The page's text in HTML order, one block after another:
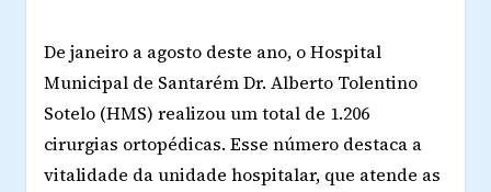
De janeiro a agosto deste ano, o Hospital
Municipal de Santarém Dr. Alberto Tolentino
Sotelo (HMS) realizou um total de 1.206
cirurgias ortopédicas. Esse número destaca a
vitalidade da unidade hospitalar, que atende as